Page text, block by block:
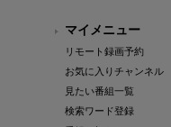
マイメニュー
リモート録画予約
お気に入りチャンネル
見たい番組一覧
検索ワード登録